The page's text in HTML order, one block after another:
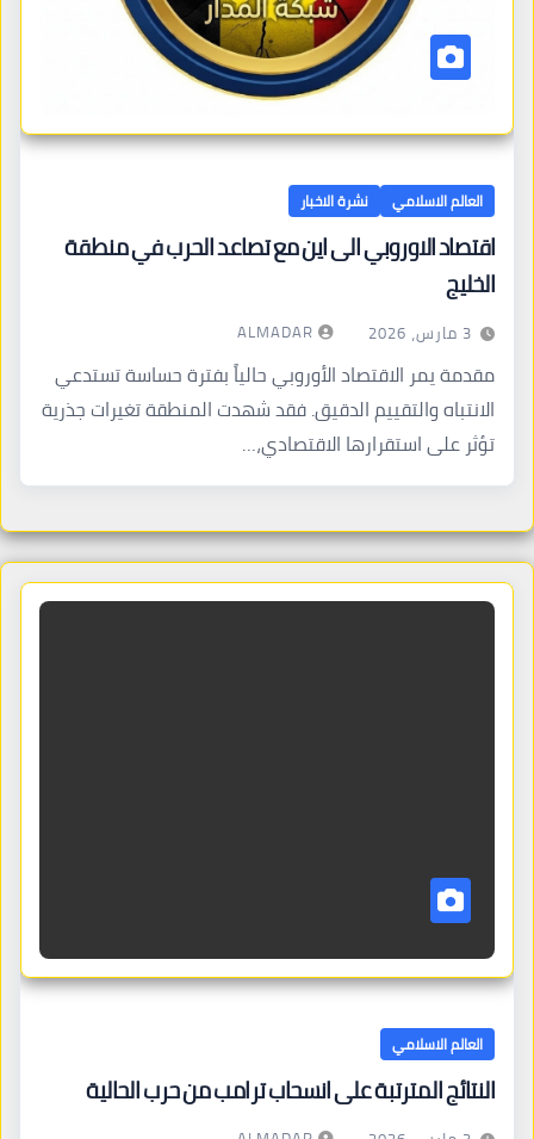
العالم الاسلامي نشرة الاخبار
اقتصاد الاوروبي الى اين مع تصاعد الحرب في منطقة
الخليج
3 مارس، 2026 ALMADAR
مقدمة يمر الاقتصاد الأوروبي حالياً بفترة حساسة تستدعي
الانتباه والتقييم الدقيق. فقد شهدت المنطقة تغيرات جذرية
تؤثر على استقرارها الاقتصادي،…
العالم الاسلامي
النتائج المترتبة على انسحاب ترامب من حرب الحالية